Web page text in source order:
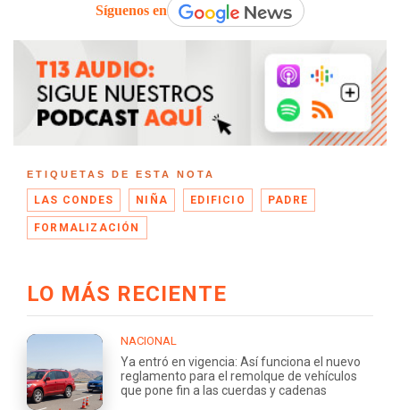
Síguenos en
ETIQUETAS DE ESTA NOTA
LAS CONDES NIÑA EDIFICIO PADRE
FORMALIZACIÓN
LO MÁS RECIENTE
NACIONAL
Ya entró en vigencia: Así funciona el nuevo
reglamento para el remolque de vehículos
que pone fin a las cuerdas y cadenas